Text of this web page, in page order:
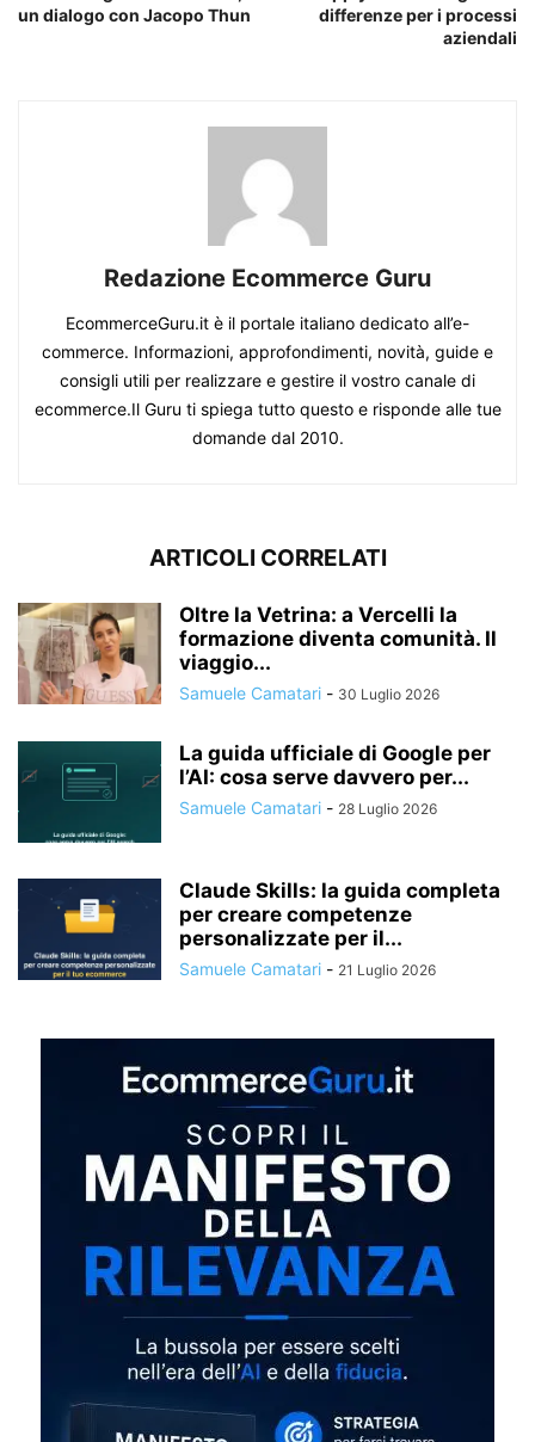
un dialogo con Jacopo Thun
differenze per i processi
aziendali
Redazione Ecommerce Guru
EcommerceGuru.it è il portale italiano dedicato all’e-
commerce. Informazioni, approfondimenti, novità, guide e
consigli utili per realizzare e gestire il vostro canale di
ecommerce.Il Guru ti spiega tutto questo e risponde alle tue
domande dal 2010.
ARTICOLI CORRELATI
Oltre la Vetrina: a Vercelli la
formazione diventa comunità. Il
viaggio...
Samuele Camatari - 30 Luglio 2026
La guida ufficiale di Google per
l’AI: cosa serve davvero per...
Samuele Camatari - 28 Luglio 2026
Claude Skills: la guida completa
per creare competenze
personalizzate per il...
Samuele Camatari - 21 Luglio 2026